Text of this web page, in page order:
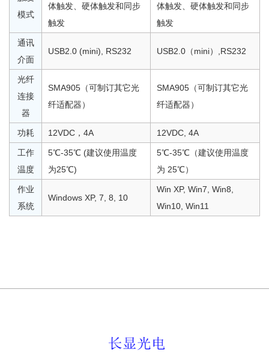
模式
体触发、硬体触发和同步
触发
体触发、硬体触发和同步
触发
通讯
介面
USB2.0 (mini), RS232 USB2.0（mini）,RS232
光纤
连接
器
SMA905（可制订其它光
纤适配器）
SMA905（可制订其它光
纤适配器）
功耗 12VDC，4A 12VDC, 4A
工作
温度
5℃-35℃ (建议使用温度
为25℃)
5℃-35℃（建议使用温度
为 25℃）
作业
系统
Windows XP, 7, 8, 10
Win XP, Win7, Win8,
Win10, Win11